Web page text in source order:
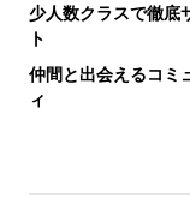
少人数クラスで徹底
ト
仲間と出会えるコミ
ィ